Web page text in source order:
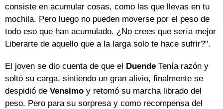
consiste en acumular cosas, como las que llevas en tu
mochila. Pero luego no pueden moverse por el peso de
todo eso que han acumulado. ¿No crees que sería mejor
Liberarte de aquello que a la larga solo te hace sufrir?".
El joven se dio cuenta de que el Duende Tenía razón y
soltó su carga, sintiendo un gran alivio, finalmente se
despidió de Vensimo y retomó su marcha librado del
peso. Pero para su sorpresa y como recompensa del